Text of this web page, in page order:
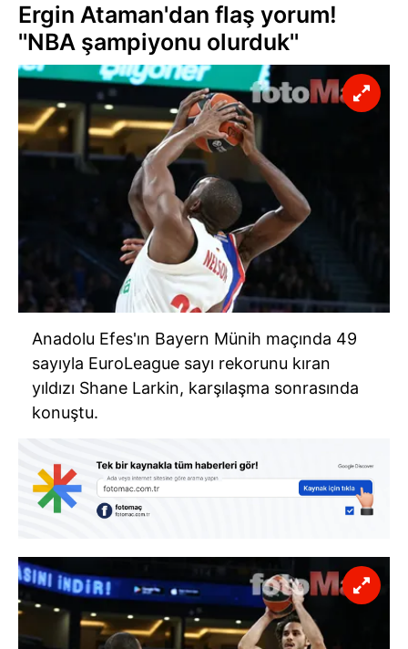
Ergin Ataman'dan flaş yorum!
''NBA şampiyonu olurduk''
Anadolu Efes'ın Bayern Münih maçında 49
sayıyla EuroLeague sayı rekorunu kıran
yıldızı Shane Larkin, karşılaşma sonrasında
konuştu.